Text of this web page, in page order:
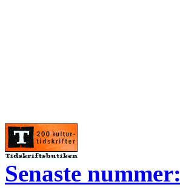
Senaste nummer: